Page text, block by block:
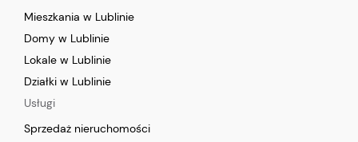
Mieszkania w Lublinie
Domy w Lublinie
Lokale w Lublinie
Działki w Lublinie
Usługi
Sprzedaż nieruchomości